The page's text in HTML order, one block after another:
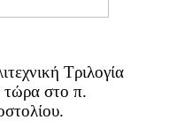
Τριλογία
τώρα στο π.